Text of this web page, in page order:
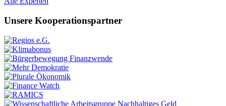
Unsere Kooperationspartner